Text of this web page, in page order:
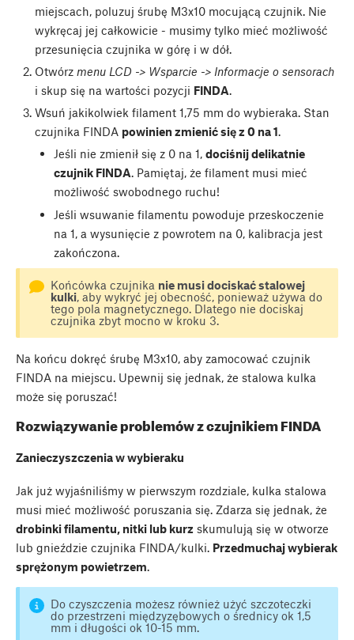
miejscach, poluzuj śrubę M3x10 mocującą czujnik. Nie
wykręcaj jej całkowicie - musimy tylko mieć możliwość
przesunięcia czujnika w górę i w dół.
Otwórz menu LCD -> Wsparcie -> Informacje o sensorach
i skup się na wartości pozycji FINDA.
Wsuń jakikolwiek filament 1,75 mm do wybieraka. Stan
czujnika FINDA powinien zmienić się z 0 na 1.
Jeśli nie zmienił się z 0 na 1, dociśnij delikatnie
czujnik FINDA. Pamiętaj, że filament musi mieć
możliwość swobodnego ruchu!
Jeśli wsuwanie filamentu powoduje przeskoczenie
na 1, a wysunięcie z powrotem na 0, kalibracja jest
zakończona.
Końcówka czujnika nie musi dociskać stalowej
kulki, aby wykryć jej obecność, ponieważ używa do
tego pola magnetycznego. Dlatego nie dociskaj
czujnika zbyt mocno w kroku 3.
Na końcu dokręć śrubę M3x10, aby zamocować czujnik
FINDA na miejscu. Upewnij się jednak, że stalowa kulka
może się poruszać!
Rozwiązywanie problemów z czujnikiem FINDA
Zanieczyszczenia w wybieraku
Jak już wyjaśniliśmy w pierwszym rozdziale, kulka stalowa
musi mieć możliwość poruszania się. Zdarza się jednak, że
drobinki filamentu, nitki lub kurz skumulują się w otworze
lub gnieździe czujnika FINDA/kulki. Przedmuchaj wybierak
sprężonym powietrzem.
Do czyszczenia możesz również użyć szczoteczki
do przestrzeni międzyzębowych o średnicy ok 1,5
mm i długości ok 10-15 mm.